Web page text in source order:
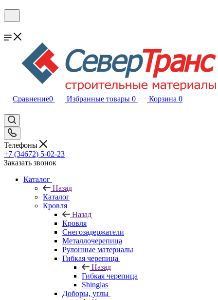
Сравнение0 Избранные товары 0 Корзина 0
Телефоны
+7 (34672) 5-02-23
Заказать звонок
Каталог
Назад
Каталог
Кровля
Назад
Кровля
Снегозадержатели
Металлочерепица
Рулонные материалы
Гибкая черепица
Назад
Гибкая черепица
Shinglas
Доборы, углы